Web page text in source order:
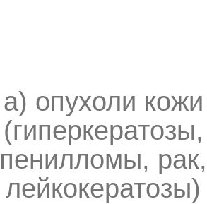
а) опухоли кожи
(гиперкератозы,
пенилломы, рак,
лейкокератозы)